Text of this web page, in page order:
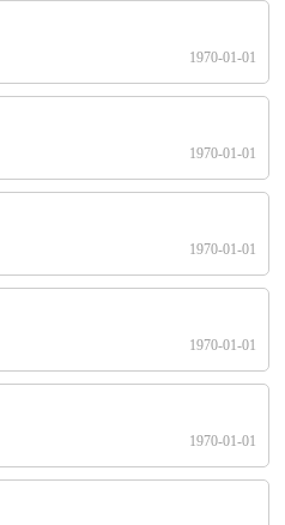
1970-01-01
1970-01-01
1970-01-01
1970-01-01
1970-01-01